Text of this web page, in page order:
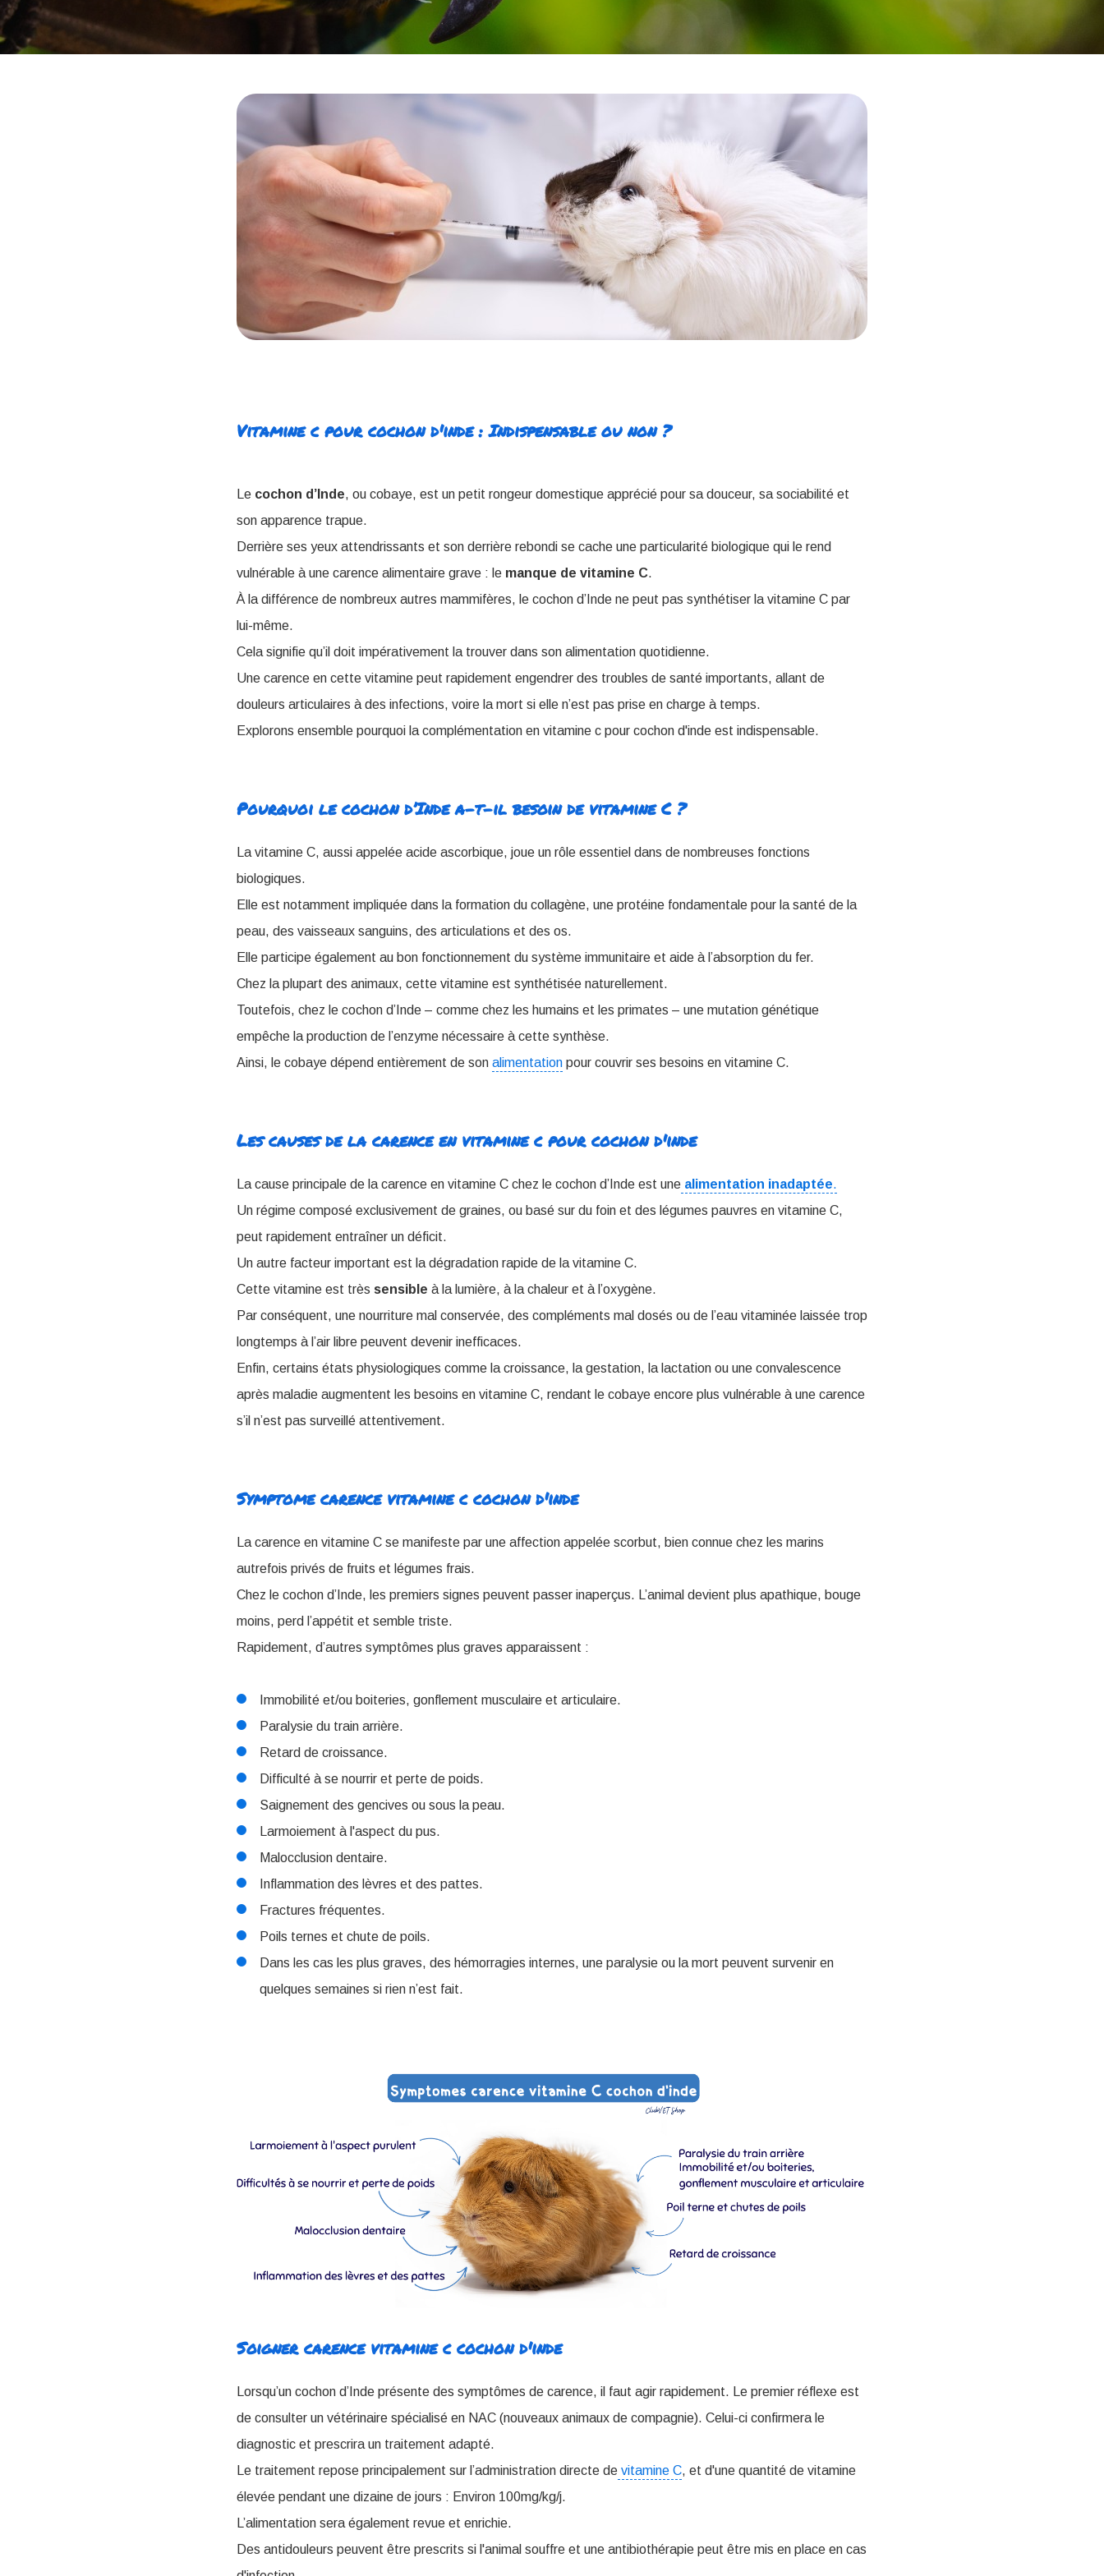
Vitamine c pour cochon d'inde​ : Indispensable ou non ?
Le cochon d’Inde, ou cobaye, est un petit rongeur domestique apprécié pour sa douceur, sa sociabilité et
son apparence trapue.
Derrière ses yeux attendrissants et son derrière rebondi se cache une particularité biologique qui le rend
vulnérable à une carence alimentaire grave : le manque de vitamine C.
À la différence de nombreux autres mammifères, le cochon d’Inde ne peut pas synthétiser la vitamine C par
lui-même.
Cela signifie qu’il doit impérativement la trouver dans son alimentation quotidienne.
Une carence en cette vitamine peut rapidement engendrer des troubles de santé importants, allant de
douleurs articulaires à des infections, voire la mort si elle n’est pas prise en charge à temps.
Explorons ensemble pourquoi la complémentation en vitamine c pour cochon d'inde est indispensable.
Pourquoi le cochon d’Inde a-t-il besoin de vitamine C ?
La vitamine C, aussi appelée acide ascorbique, joue un rôle essentiel dans de nombreuses fonctions
biologiques.
Elle est notamment impliquée dans la formation du collagène, une protéine fondamentale pour la santé de la
peau, des vaisseaux sanguins, des articulations et des os.
Elle participe également au bon fonctionnement du système immunitaire et aide à l’absorption du fer.
Chez la plupart des animaux, cette vitamine est synthétisée naturellement.
Toutefois, chez le cochon d’Inde – comme chez les humains et les primates – une mutation génétique
empêche la production de l’enzyme nécessaire à cette synthèse.
Ainsi, le cobaye dépend entièrement de son alimentation pour couvrir ses besoins en vitamine C.
Les causes de la carence en vitamine c pour cochon d'inde
La cause principale de la carence en vitamine C chez le cochon d’Inde est une alimentation inadaptée.
Un régime composé exclusivement de graines, ou basé sur du foin et des légumes pauvres en vitamine C,
peut rapidement entraîner un déficit.
Un autre facteur important est la dégradation rapide de la vitamine C.
Cette vitamine est très sensible à la lumière, à la chaleur et à l’oxygène.
Par conséquent, une nourriture mal conservée, des compléments mal dosés ou de l’eau vitaminée laissée trop
longtemps à l’air libre peuvent devenir inefficaces.
Enfin, certains états physiologiques comme la croissance, la gestation, la lactation ou une convalescence
après maladie augmentent les besoins en vitamine C, rendant le cobaye encore plus vulnérable à une carence
s’il n’est pas surveillé attentivement.
Symptome carence vitamine c cochon d'inde
La carence en vitamine C se manifeste par une affection appelée scorbut, bien connue chez les marins
autrefois privés de fruits et légumes frais.
Chez le cochon d’Inde, les premiers signes peuvent passer inaperçus. L’animal devient plus apathique, bouge
moins, perd l’appétit et semble triste.
Rapidement, d’autres symptômes plus graves apparaissent :
Immobilité et/ou boiteries, gonflement musculaire et articulaire.
Paralysie du train arrière.
Retard de croissance.
Difficulté à se nourrir et perte de poids.
Saignement des gencives ou sous la peau.
Larmoiement à l'aspect du pus.
Malocclusion dentaire.
Inflammation des lèvres et des pattes.
Fractures fréquentes.
Poils ternes et chute de poils.
Dans les cas les plus graves, des hémorragies internes, une paralysie ou la mort peuvent survenir en
quelques semaines si rien n’est fait.
Soigner carence vitamine c cochon d'inde
Lorsqu’un cochon d’Inde présente des symptômes de carence, il faut agir rapidement. Le premier réflexe est
de consulter un vétérinaire spécialisé en NAC (nouveaux animaux de compagnie). Celui-ci confirmera le
diagnostic et prescrira un traitement adapté.
Le traitement repose principalement sur l’administration directe de vitamine C, et d'une quantité de vitamine
élevée pendant une dizaine de jours : Environ 100mg/kg/j.
L’alimentation sera également revue et enrichie.
Des antidouleurs peuvent être prescrits si l'animal souffre et une antibiothérapie peut être mis en place en cas